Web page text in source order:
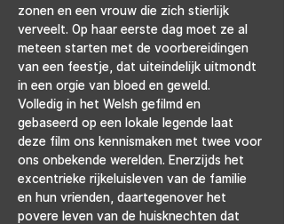
zonen en een vrouw die zich stierlijk
verveelt. Op haar eerste dag moet ze al
meteen starten met de voorbereidingen
van een feestje, dat uiteindelijk uitmondt
in een orgie van bloed en geweld.
Volledig in het Welsh gefilmd en
gebaseerd op een lokale legende laat
deze film ons kennismaken met twee voor
ons onbekende werelden. Enerzijds het
excentrieke rijkeluisleven van de familie
en hun vrienden, daartegenover het
povere leven van de huisknechten dat